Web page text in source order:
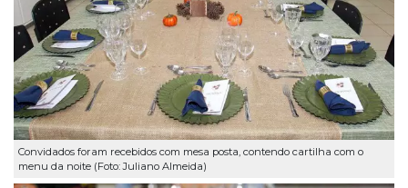
Convidados foram recebidos com mesa posta, contendo cartilha com o
menu da noite (Foto: Juliano Almeida)